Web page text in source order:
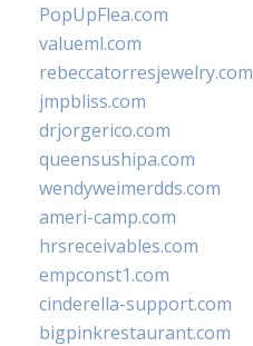
PopUpFlea.com
valueml.com
rebeccatorresjewelry.com
jmpbliss.com
drjorgerico.com
queensushipa.com
wendyweimerdds.com
ameri-camp.com
hrsreceivables.com
empconst1.com
cinderella-support.com
bigpinkrestaurant.com